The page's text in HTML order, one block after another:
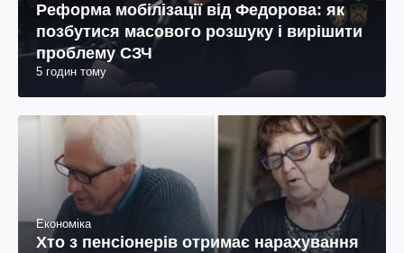
Реформа мобілізації від Федорова: як
позбутися масового розшуку і вирішити
проблему СЗЧ
5 годин тому
Економіка
Хто з пенсіонерів отримає нарахування